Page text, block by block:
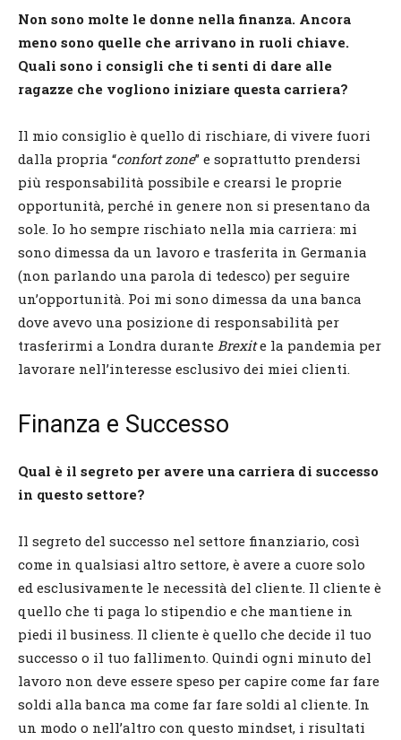
Non sono molte le donne nella finanza. Ancora
meno sono quelle che arrivano in ruoli chiave.
Quali sono i consigli che ti senti di dare alle
ragazze che vogliono iniziare questa carriera?
Il mio consiglio è quello di rischiare, di vivere fuori
dalla propria “confort zone” e soprattutto prendersi
più responsabilità possibile e crearsi le proprie
opportunità, perché in genere non si presentano da
sole. Io ho sempre rischiato nella mia carriera: mi
sono dimessa da un lavoro e trasferita in Germania
(non parlando una parola di tedesco) per seguire
un’opportunità. Poi mi sono dimessa da una banca
dove avevo una posizione di responsabilità per
trasferirmi a Londra durante Brexite la pandemia per
lavorare nell’interesse esclusivo dei miei clienti.
Finanza e Successo
Qual è il segreto per avere una carriera di successo
in questo settore?
Il segreto del successo nel settore finanziario, così
come in qualsiasi altro settore, è avere a cuore solo
ed esclusivamente le necessità del cliente. Il cliente è
quello che ti paga lo stipendio e che mantiene in
piedi il business. Il cliente è quello che decide il tuo
successo o il tuo fallimento. Quindi ogni minuto del
lavoro non deve essere speso per capire come far fare
soldi alla banca ma come far fare soldi al cliente. In
un modo o nell’altro con questo mindset, i risultati